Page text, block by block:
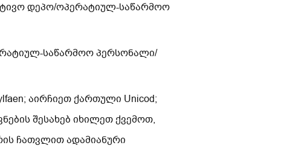
დეპო/ოპერატიულ-საწარმოო
საწარმოო პერსონალი/
აირჩიეთ ქართული Unicod;
შესახებ იხილეთ ქვემოთ,
ჩათვლით ადამიანური